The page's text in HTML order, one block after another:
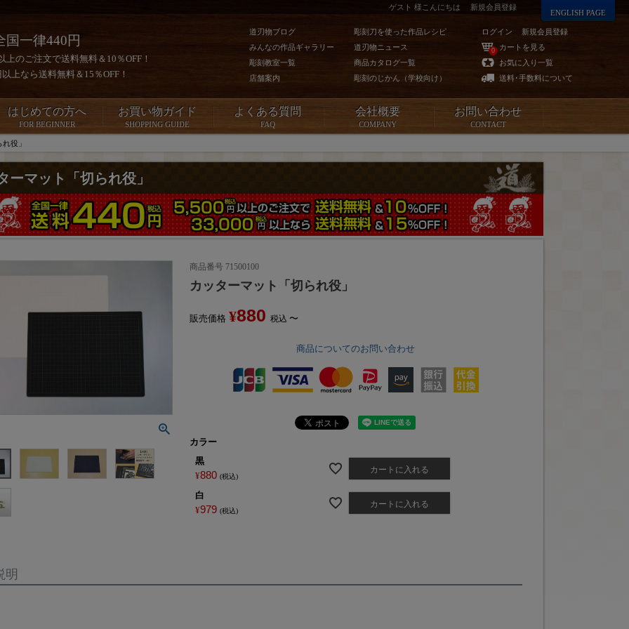
国一律440円
上のご注文で送料無料＆10％OFF！
上なら送料無料＆15％OFF！
道刃物ブログ
みんなの作品ギャラリー
彫刻教室一覧
店舗案内
彫刻刀を使った作品レシピ
道刃物ニュース
商品カタログ一覧
彫刻のじかん（学校向け）
ログイン 新規会員登録
0
カートを見る
お気に入り一覧
送料･手数料について
ゲスト 様こんにちは 新規会員登録
ENGLISH PAGE
はじめての方へ
FOR BEGINNER
お買い物ガイド
SHOPPING GUIDE
よくある質問
FAQ
会社概要
COMPANY
お問い合わせ
CONTACT
役」
ーマット「切られ役」
商品番号 71500100
カッターマット「切られ役」
販売価格 ¥880 税込 〜
商品についてのお問い合わせ
カラー
黒
¥880 税込
カートに入れる
白
¥979 税込
カートに入れる
明